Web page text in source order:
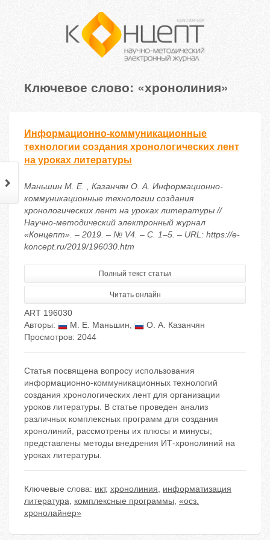
Ключевое слово: «хронолиния»
Информационно-коммуникационные
технологии создания хронологических лент
на уроках литературы
Маньшин М. Е. , Казанчян О. А. Информационно-
коммуникационные технологии создания
хронологических лент на уроках литературы //
Научно-методический электронный журнал
«Концепт». – 2019. – № V4. – С. 1–5. – URL: https://e-
koncept.ru/2019/196030.htm
Полный текст статьи
Читать онлайн
ART 196030
Авторы:
М. Е. Маньшин,
О. А. Казанчян
Просмотров: 2044
Статья посвящена вопросу использования
информационно-коммуникационных технологий
создания хронологических лент для организации
уроков литературы. В статье проведен анализ
различных комплексных программ для создания
хронолиний, рассмотрены их плюсы и минусы;
представлены методы внедрения ИТ-хронолиний на
уроках литературы.
Ключевые слова: икт, хронолиния, информатизация
литература, комплексные программы, «осз.
хронолайнер»